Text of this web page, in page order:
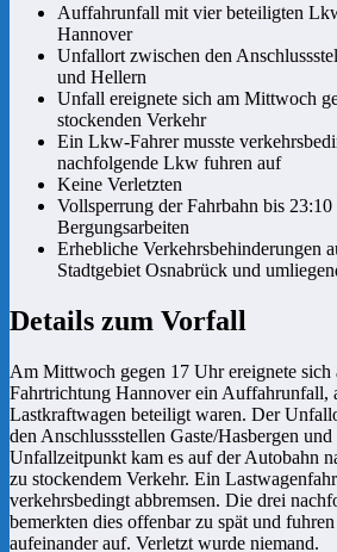
Auffahrunfall mit vier beteiligten
Hannover
Unfallort zwischen den
und Hellern
Unfall ereignete sich am Mittwoch
stockenden Verkehr
Ein Lkw-Fahrer musste
nachfolgende Lkw fuhren auf
Keine Verletzten
Vollsperrung der Fahrbahn bis
Bergungsarbeiten
Erhebliche Verkehrsbehinderungen
Stadtgebiet Osnabrück und
Details zum Vorfall
Am Mittwoch gegen 17 Uhr ereignete sich
Fahrtrichtung Hannover ein Auffahrunfall,
Lastkraftwagen beteiligt waren. Der
den Anschlussstellen Gaste/Hasbergen
Unfallzeitpunkt kam es auf der Autobahn
zu stockendem Verkehr. Ein
verkehrsbedingt abbremsen. Die drei
bemerkten dies offenbar zu spät und
aufeinander auf. Verletzt wurde niemand.